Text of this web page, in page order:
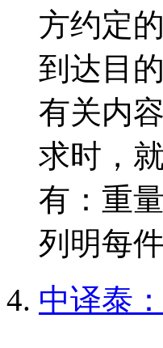
方约定
到达目
有关内
求时，
有：重
列明每
中译泰